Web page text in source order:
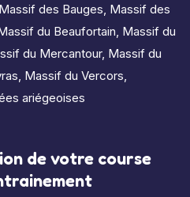
Massif des Bauges, Massif des
du Beaufortain, Massif du
du Mercantour, Massif du
, Massif du Vercors,
ariégeoises
de votre course